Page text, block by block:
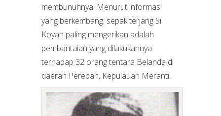
membunuhnya. Menurut informasi
yang berkembang, sepak terjang Si
Koyan paling mengerikan adalah
pembantaian yang dilakukannya
terhadap 32 orang tentara Belanda di
daerah Pereban, Kepulauan Meranti.